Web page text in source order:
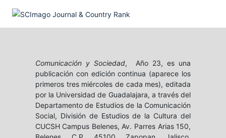
Comunicación y Sociedad, Año 23, es una
publicación con edición continua (aparece los
primeros tres miércoles de cada mes), editada
por la Universidad de Guadalajara, a través del
Departamento de Estudios de la Comunicación
Social, División de Estudios de la Cultura del
CUCSH Campus Belenes, Av. Parres Arias 150,